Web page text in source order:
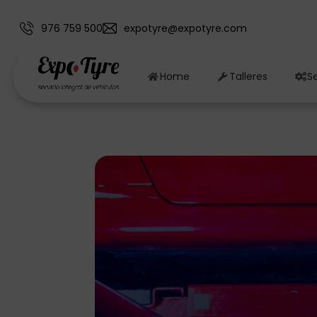
976 759 500 expotyre@expotyre.com
Home Talleres